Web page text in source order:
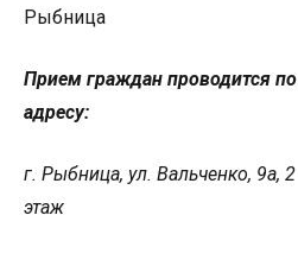
Рыбница
Прием граждан проводится по
адресу:
г. Рыбница, ул. Вальченко, 9а, 2
этаж